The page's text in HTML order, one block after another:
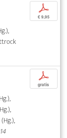
p
€ 9,95
p
gratis